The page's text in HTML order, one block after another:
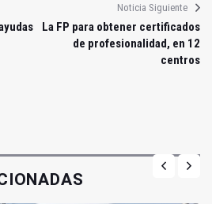
Noticia Siguiente
La FP para obtener certificados
de profesionalidad, en 12
centros